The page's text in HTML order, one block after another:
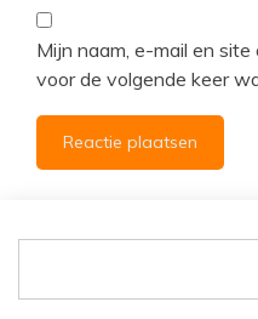
Mijn naam, e-mail en
voor de volgende keer